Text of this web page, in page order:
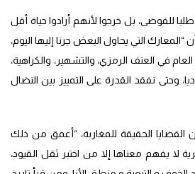
للفوضى، بل خرجوا لأنهم أرادوا حياة أقل
“المعارك التي يحاول البعض جرنا إليها اليوم،
في العنف الرمزي، والتشهير، والكراهية،
وحتى نفقد القدرة على التمييز بين النضال
القضايا الحقيقة للمغاربة، “أعمق من ذلك
لا يفهم معناها إلا من اختبر ثقل القيود،